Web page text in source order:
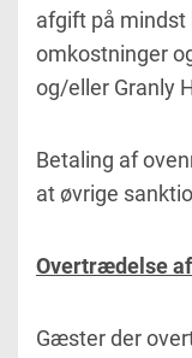
afgift på mindst
omkostninger
og/eller Granly
Betaling af
at øvrige
Overtrædelse
Gæster der